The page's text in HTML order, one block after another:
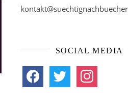
SOCIAL MEDIA
facebook twitter instagram